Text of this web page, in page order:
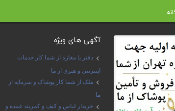
آگهی های ویژه
دفتر یا مغازه از شما کار خدمات
اینترنتی و هنری از ما
ملک از شما کار پوشاک و سرمایه از
ما
خریدار لباس و کیف و کمربند عمده و